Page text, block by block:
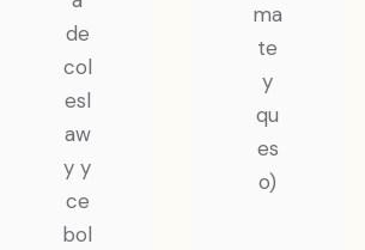
de
col
esl
aw
y y
ce
bol
ma
te
y
qu
es
o)